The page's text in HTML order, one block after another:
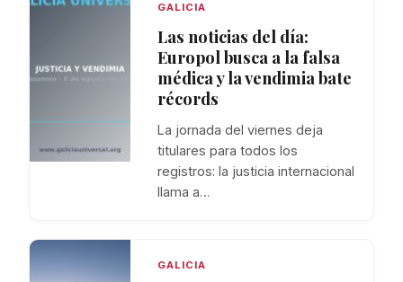
GALICIA
Las noticias del día:
Europol busca a la falsa
médica y la vendimia bate
récords
La jornada del viernes deja
titulares para todos los
registros: la justicia internacional
llama a…
GALICIA